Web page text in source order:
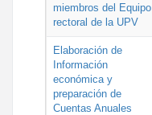
miembros del Equipo
rectoral de la UPV
Elaboración de
Información
económica y
preparación de
Cuentas Anuales